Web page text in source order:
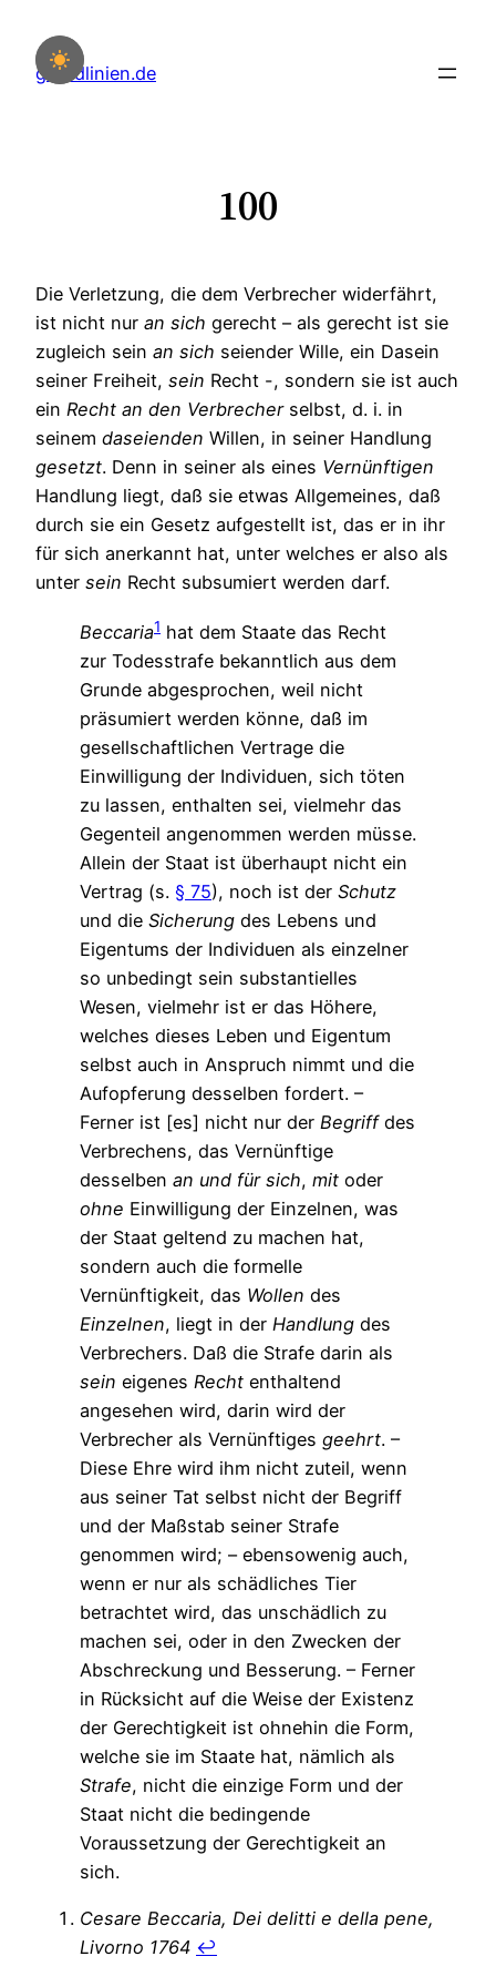
Inhalt
springen
grundlinien.de
100
Die Verletzung, die dem Verbrecher widerfährt,
ist nicht nur an sich gerecht – als gerecht ist sie
zugleich sein an sich seiender Wille, ein Dasein
seiner Freiheit, sein Recht -, sondern sie ist auch
ein Recht an den Verbrecherselbst, d. i. in
seinem daseienden Willen, in seiner Handlung
gesetzt. Denn in seiner als eines Vernünftigen
Handlung liegt, daß sie etwas Allgemeines, daß
durch sie ein Gesetz aufgestellt ist, das er in ihr
für sich anerkannt hat, unter welches er also als
unter sein Recht subsumiert werden darf.
Beccaria1 hat dem Staate das Recht
zur Todesstrafe bekanntlich aus dem
Grunde abgesprochen, weil nicht
präsumiert werden könne, daß im
gesellschaftlichen Vertrage die
Einwilligung der Individuen, sich töten
zu lassen, enthalten sei, vielmehr das
Gegenteil angenommen werden müsse.
Allein der Staat ist überhaupt nicht ein
Vertrag (s. § 75), noch ist der Schutz
und die Sicherung des Lebens und
Eigentums der Individuen als einzelner
so unbedingt sein substantielles
Wesen, vielmehr ist er das Höhere,
welches dieses Leben und Eigentum
selbst auch in Anspruch nimmt und die
Aufopferung desselben fordert. –
Ferner ist [es] nicht nur der Begriffdes
Verbrechens, das Vernünftige
desselben an und für sich, mit oder
ohne Einwilligung der Einzelnen, was
der Staat geltend zu machen hat,
sondern auch die formelle
Vernünftigkeit, das Wollen des
Einzelnen, liegt in der Handlung des
Verbrechers. Daß die Strafe darin als
sein eigenes Recht enthaltend
angesehen wird, darin wird der
Verbrecher als Vernünftiges geehrt. –
Diese Ehre wird ihm nicht zuteil, wenn
aus seiner Tat selbst nicht der Begriff
und der Maßstab seiner Strafe
genommen wird; – ebensowenig auch,
wenn er nur als schädliches Tier
betrachtet wird, das unschädlich zu
machen sei, oder in den Zwecken der
Abschreckung und Besserung. – Ferner
in Rücksicht auf die Weise der Existenz
der Gerechtigkeit ist ohnehin die Form,
welche sie im Staate hat, nämlich als
Strafe, nicht die einzige Form und der
Staat nicht die bedingende
Voraussetzung der Gerechtigkeit an
sich.
Cesare Beccaria, Dei delitti e della pene,
Livorno 1764 ↩︎